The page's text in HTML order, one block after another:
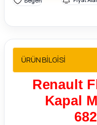
Sedan
ÜRÜN BİLGİSİ
Renault
Kapal